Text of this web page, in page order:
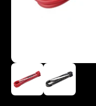
Hearing